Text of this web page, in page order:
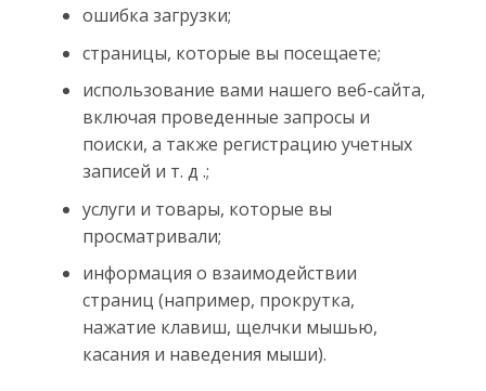
ошибка загрузки;
страницы, которые вы посещаете;
использование вами нашего веб-сайта,
включая проведенные запросы и
поиски, а также регистрацию учетных
записей и т. д .;
услуги и товары, которые вы
просматривали;
информация о взаимодействии
страниц (например, прокрутка,
нажатие клавиш, щелчки мышью,
касания и наведения мыши).